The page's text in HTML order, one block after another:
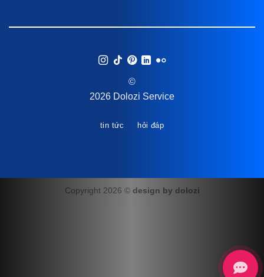
©
2026 Dolozi Service
tin tức hỏi đáp
Copyright 2026 © design by dolozi